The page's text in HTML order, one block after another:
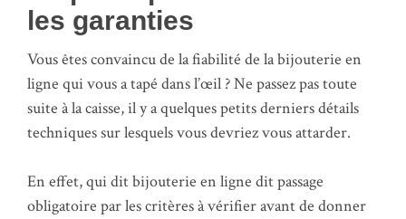
les garanties
Vous êtes convaincu de la fiabilité de la bijouterie en
ligne qui vous a tapé dans l’œil ? Ne passez pas toute
suite à la caisse, il y a quelques petits derniers détails
techniques sur lesquels vous devriez vous attarder.
En effet, qui dit bijouterie en ligne dit passage
obligatoire par les critères à vérifier avant de donner